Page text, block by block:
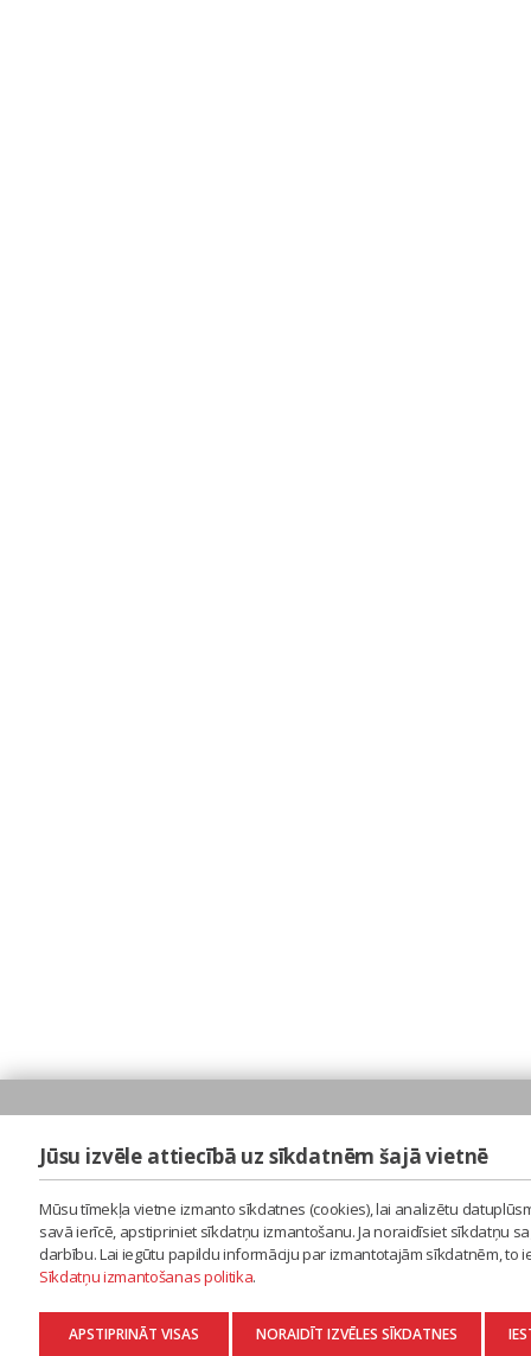
Jūsu izvēle attiecībā uz sīkdatnēm šajā vietnē
Mūsu tīmekļa vietne izmanto sīkdatnes (cookies), lai analizētu
savā ierīcē, apstipriniet sīkdatņu izmantošanu. Ja noraidīsiet sīkdatņu
darbību. Lai iegūtu papildu informāciju par izmantotajām sīkdatnēm,
Sīkdatņu izmantošanas politika.
APSTIPRINĀT VISAS NORAIDĪT IZVĒLES SĪKDATNES